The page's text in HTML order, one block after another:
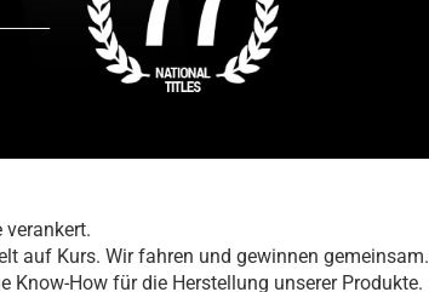
verankert.
auf Kurs. Wir fahren und gewinnen gemeinsam.
Know-How für die Herstellung unserer Produkte.